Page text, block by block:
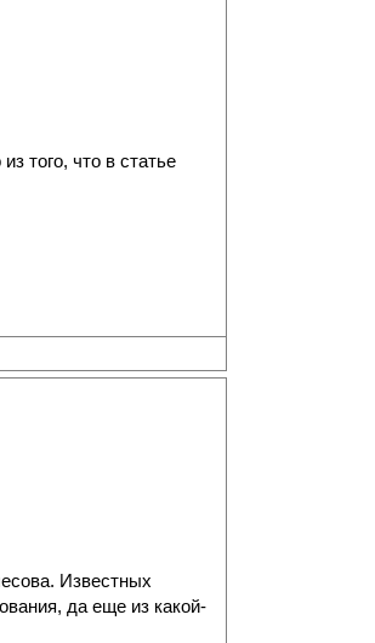
того, что в статье
Известных
да еще из какой-